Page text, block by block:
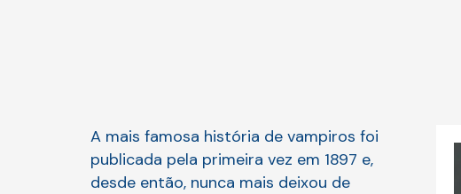
A mais famosa história de vampiros foi
publicada pela primeira vez em 1897 e,
desde então, nunca mais deixou de